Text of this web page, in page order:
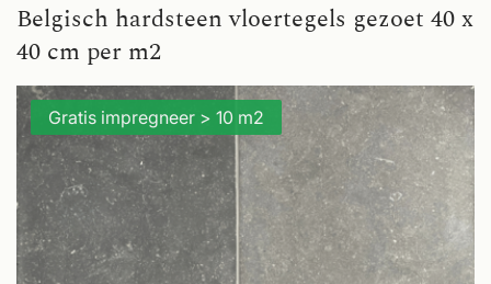
Belgisch hardsteen vloertegels gezoet 40 x
40 cm per m2
Gratis impregneer > 10 m2